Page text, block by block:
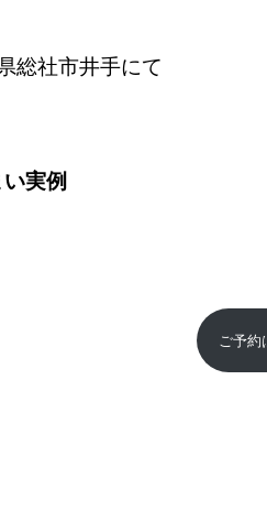
総社市井手にて
実例
ご予約